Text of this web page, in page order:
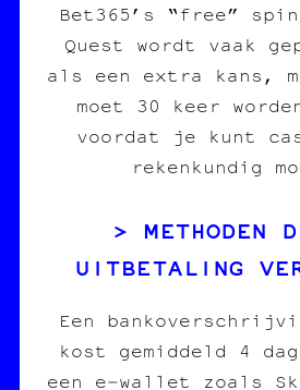
Bet365’s “free” spin
Quest wordt vaak
als een extra kans,
moet 30 keer
voordat je kunt
rekenkundig
METHODEN
UITBETALING
Een
kost gemiddeld 4
een e‑wallet zoals